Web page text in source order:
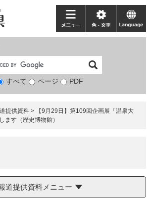
検
象
すべて ページ PDF
メ
ニ
ー
色・
文
language
提供資料 >
【9月29日】第109回企画展「温泉大
ます（歴史博物館）
道提供資料メニュー